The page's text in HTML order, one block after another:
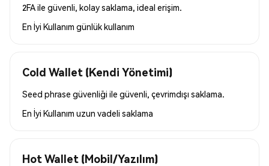
2FA ile güvenli, kolay saklama, ideal erişim.
En İyi Kullanım günlük kullanım
Cold Wallet (Kendi Yönetimi)
Seed phrase güvenliği ile güvenli, çevrimdışı saklama.
En İyi Kullanım uzun vadeli saklama
Hot Wallet (Mobil/Yazılım)